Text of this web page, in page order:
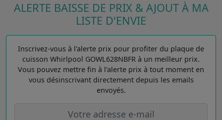
ALERTE BAISSE DE PRIX & AJOUT À MA
LISTE D'ENVIE
Inscrivez-vous à l'alerte prix pour profiter du plaque de
cuisson Whirlpool GOWL628NBFR à un meilleur prix.
Vous pouvez mettre fin à l'alerte prix à tout moment en
vous désinscrivant directement depuis les emails
envoyés.